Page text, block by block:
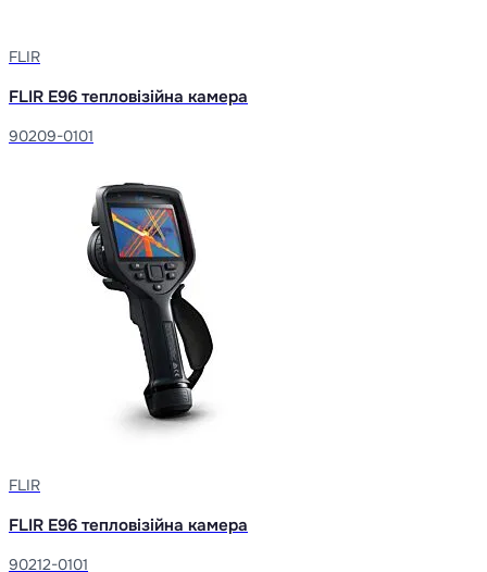
FLIR
FLIR E96 тепловізійна камера
90209-0101
FLIR
FLIR E96 тепловізійна камера
90212-0101